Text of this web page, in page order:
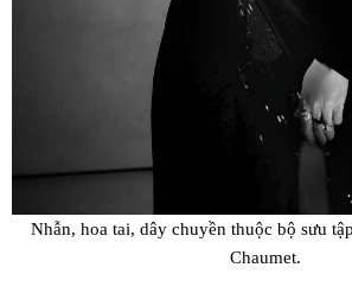
Nhẫn, hoa tai, dây chuyền thuộc bộ sưu
Chaumet.